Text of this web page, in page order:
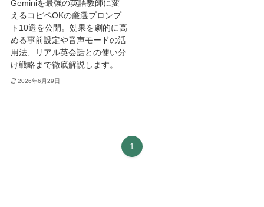
Geminiを最強の英語教師に変
えるコピペOKの厳選プロンプ
ト10選を公開。効果を劇的に高
める事前設定や音声モードの活
用法、リアル英会話との使い分
け戦略まで徹底解説します。
2026年6月29日
1